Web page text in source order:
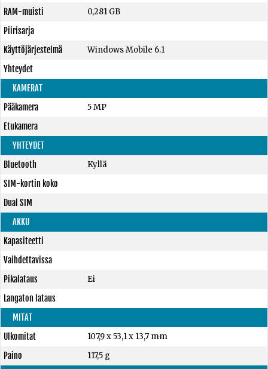
RAM-muisti
0,281 GB
Piirisarja
Käyttöjärjestelmä
Windows Mobile 6.1
Yhteydet
KAMERAT
Pääkamera
5 MP
Etukamera
YHTEYDET
Bluetooth
Kyllä
SIM-kortin koko
Dual SIM
AKKU
Kapasiteetti
Vaihdettavissa
Pikalataus
Ei
Langaton lataus
MITAT
Ulkomitat
107,9 x 53,1 x 13,7 mm
Paino
117,5 g